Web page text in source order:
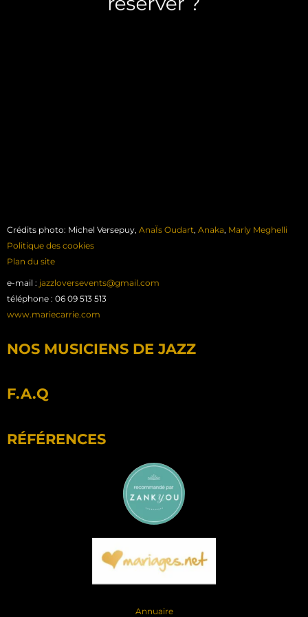
surtout en période estivale,
Crédits photo: Michel Versepuy, AnaÏs Oudart, Anaka, Marly Meghelli
Politique des cookies
Plan du site
e-mail : jazzloversevents@gmail.com
téléphone : 06 09 513 513
www.mariecarrie.com
NOS MUSICIENS DE JAZZ
F.A.Q
RÉFÉRENCES
Annuaire